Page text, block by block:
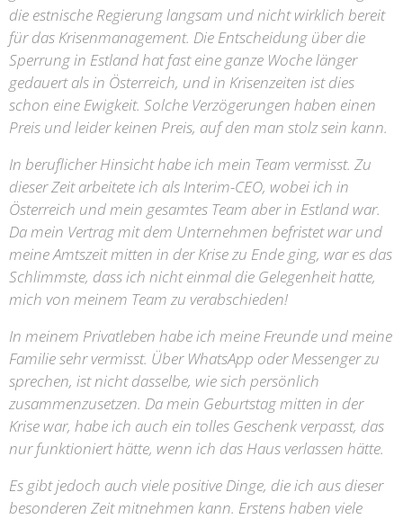
die estnische Regierung langsam und nicht wirklich bereit
für das Krisenmanagement. Die Entscheidung über die
Sperrung in Estland hat fast eine ganze Woche länger
gedauert als in Österreich, und in Krisenzeiten ist dies
schon eine Ewigkeit. Solche Verzögerungen haben einen
Preis und leider keinen Preis, auf den man stolz sein kann.
In beruflicher Hinsicht habe ich mein Team vermisst. Zu
dieser Zeit arbeitete ich als Interim-CEO, wobei ich in
Österreich und mein gesamtes Team aber in Estland war.
Da mein Vertrag mit dem Unternehmen befristet war und
meine Amtszeit mitten in der Krise zu Ende ging, war es das
Schlimmste, dass ich nicht einmal die Gelegenheit hatte,
mich von meinem Team zu verabschieden!
In meinem Privatleben habe ich meine Freunde und meine
Familie sehr vermisst. Über WhatsApp oder Messenger zu
sprechen, ist nicht dasselbe, wie sich persönlich
zusammenzusetzen. Da mein Geburtstag mitten in der
Krise war, habe ich auch ein tolles Geschenk verpasst, das
nur funktioniert hätte, wenn ich das Haus verlassen hätte.
Es gibt jedoch auch viele positive Dinge, die ich aus dieser
besonderen Zeit mitnehmen kann. Erstens haben viele